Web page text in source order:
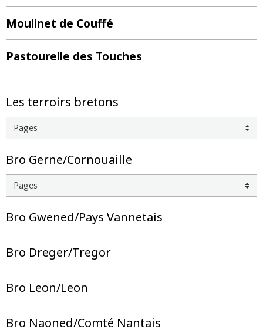
Moulinet de Couffé
Pastourelle des Touches
Les terroirs bretons
Bro Gerne/Cornouaille
Bro Gwened/Pays Vannetais
Bro Dreger/Tregor
Bro Leon/Leon
Bro Naoned/Comté Nantais